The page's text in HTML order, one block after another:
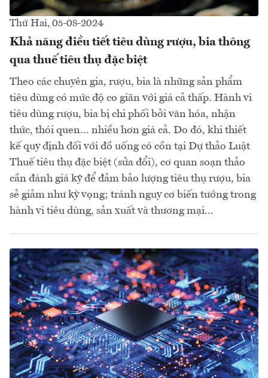
Thứ Hai, 05-08-2024
Khả năng điều tiết tiêu dùng rượu, bia thông
qua thuế tiêu thụ đặc biệt
Theo các chuyên gia, rượu, bia là những sản phẩm
tiêu dùng có mức độ co giãn với giá cả thấp. Hành vi
tiêu dùng rượu, bia bị chi phối bởi văn hóa, nhận
thức, thói quen… nhiều hơn giá cả. Do đó, khi thiết
kế quy định đối với đồ uống có cồn tại Dự thảo Luật
Thuế tiêu thụ đặc biệt (sửa đổi), cơ quan soạn thảo
cần đánh giá kỹ để đảm bảo lượng tiêu thụ rượu, bia
sẻ giảm như kỳ vọng; tránh nguy cơ biến tướng trong
hành vi tiêu dùng, sản xuất và thương mại...